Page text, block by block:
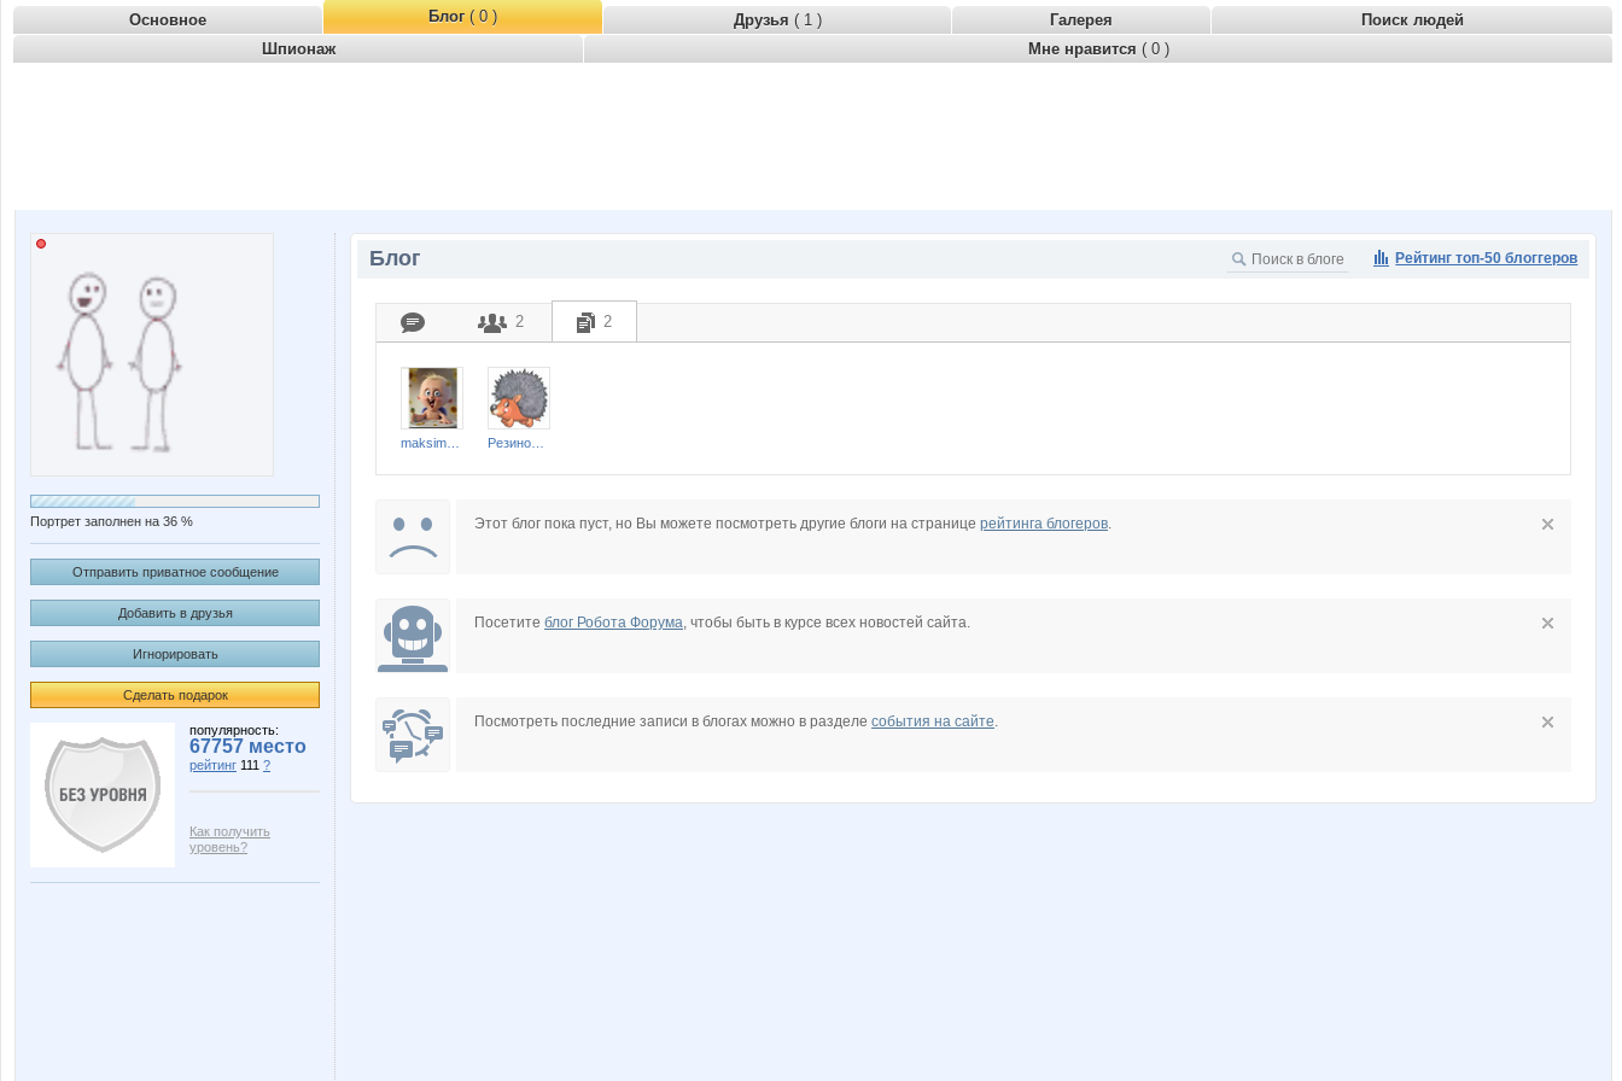
Основное Блог( 0 ) Друзья ( 1 ) Галерея
Поиск людей
Шпионаж
Мне нравится ( 0 )
Портрет заполнен на 36 %
Отправить приватное сообщение
Добавить в друзья
Игнорировать
Сделать подарок
популярность:
67757 место
рейтинг 111 ?
Как получить
уровень?
Рейтинг топ-50 блоггеров
Блог
2 2
Этот блог пока пуст, но Вы можете посмотреть другие блоги на странице рейтинга блогеров.
Посетите блог Робота Форума, чтобы быть в курсе всех новостей сайта.
Посмотреть последние записи в блогах можно в разделе события на сайте.